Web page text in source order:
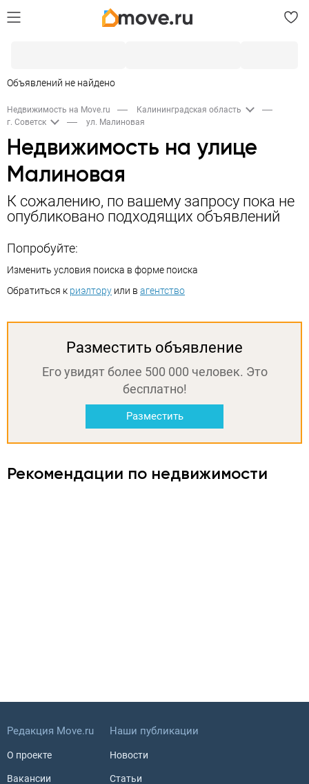
Объявлений не найдено
Недвижимость на Move.ru
Калининградская область
г. Советск
ул. Малиновая
Недвижимость на улице
Малиновая
К сожалению, по вашему запросу пока не
опубликовано подходящих объявлений
Попробуйте:
Изменить условия поиска в форме поиска
Обратиться к риэлтору или в агентство
Разместить объявление
Его увидят более 500 000 человек. Это
бесплатно!
Разместить
Рекомендации по недвижимости
Редакция Move.ru
О проекте
Вакансии
Наши публикации
Новости
Статьи